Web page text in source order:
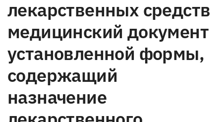
лекарственных средств
медицинский документ
установленной формы,
содержащий
назначение